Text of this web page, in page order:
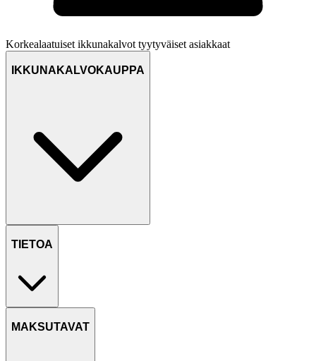
Korkealaatuiset ikkunakalvot tyytyväiset asiakkaat
IKKUNAKALVOKAUPPA
TIETOA
MAKSUTAVAT